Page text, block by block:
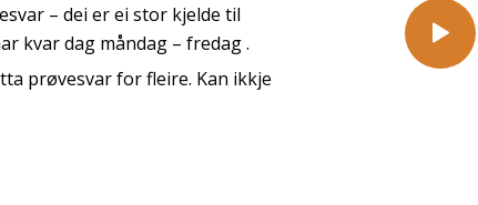
– dei er ei stor kjelde til
kvar dag måndag – fredag .
prøvesvar for fleire. Kan ikkje